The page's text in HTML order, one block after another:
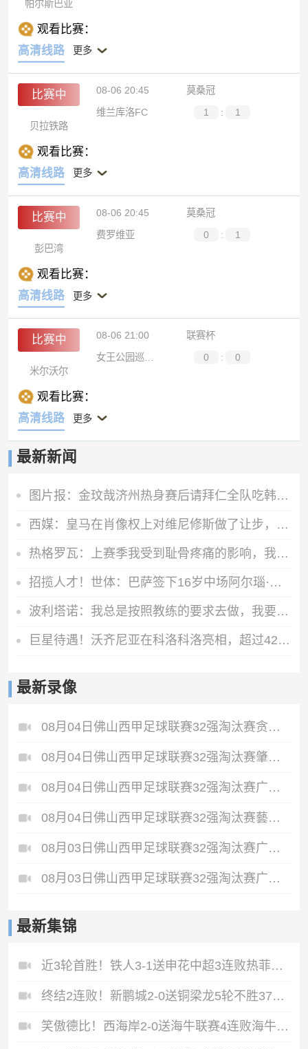
帕尔斯巴亚
观看比赛：
高清线路
更多
比赛中 08-06 20:45
莫桑冠
维兰库洛FC
1 :
1
贝拉铁路
观看比赛：
高清线路
更多
比赛中 08-06 20:45
莫桑冠
费罗维亚
0 :
1
彭巴湾
观看比赛：
高清线路
更多
比赛中 08-06 21:00
联赛杯
女王公园巡游者
0 :
0
米尔沃尔
观看比赛：
高清线路
更多
最新新闻
图片报：金玟哉济州热身赛后请拜仁全队吃韩式炸鸡
西媒：皇马在肖像权上对维尼修斯做了让步，但坚决不给续约签字费
热格罗瓦：上赛季我受到耻骨疼痛的影响，我希望留在尤文共创辉煌
招揽人才！世体：巴萨签下16岁中场阿尔瑙·卡萨斯
波利塔诺：我总是按照教练的要求去做，我要比上赛季打进更多球
巨星待遇！沃齐尼亚在科洛科洛亮相，超过42000名球迷观看
最新录像
08月04日佛山西甲足球联赛32强淘汰赛贪玩游戏VS美的薪火全场录像
08月04日佛山西甲足球联赛32强淘汰赛肇庆恒骏成VS三七互娱全场录像
08月04日佛山西甲足球联赛32强淘汰赛广东西南建设VS香港圣徒全场录像
08月04日佛山西甲足球联赛32强淘汰赛藝品高國際VS湛江狂狼·粵辉能源全场录像
08月03日佛山西甲足球联赛32强淘汰赛广东客家青年VS广州英华思力U17全场录像
08月03日佛山西甲足球联赛32强淘汰赛广州蜀地红VS广州戴拿模全场录像
最新集锦
近3轮首胜！铁人3-1送申花中超3连败热菲尼奥双响邦本宜裕传射
终结2连败！新鹏城2-0送铜梁龙5轮不胜37岁姜至鹏破门韦斯利建功
笑傲德比！西海岸2-0送海牛联赛4连败海牛仍垫底西海岸升至第二